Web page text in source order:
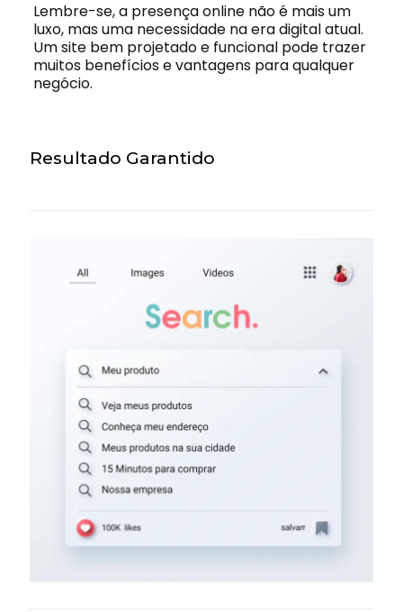
Lembre-se, a presença online não é mais um
luxo, mas uma necessidade na era digital atual.
Um site bem projetado e funcional pode trazer
muitos benefícios e vantagens para qualquer
negócio.
Resultado Garantido